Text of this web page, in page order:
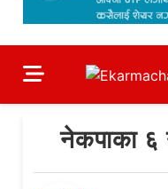
नेकपाका ६